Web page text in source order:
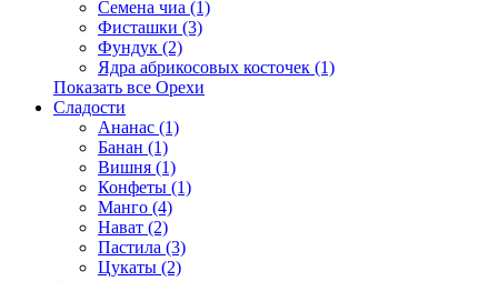
Семена чиа (1)
Фисташки (3)
Фундук (2)
Ядра абрикосовых косточек (1)
Показать все Орехи
Сладости
Ананас (1)
Банан (1)
Вишня (1)
Конфеты (1)
Манго (4)
Нават (2)
Пастила (3)
Цукаты (2)